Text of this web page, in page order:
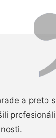
a preto